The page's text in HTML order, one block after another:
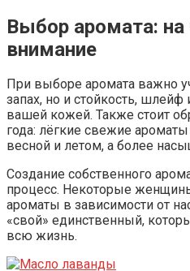
Выбор аромата: на
внимание
При выборе аромата важно
запах, но и стойкость, шлейф
вашей кожей. Также стоит
года: лёгкие свежие
весной и летом, а более
Создание собственного
процесс. Некоторые
ароматы в зависимости от
«свой» единственный,
всю жизнь.